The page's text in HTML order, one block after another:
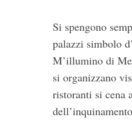
Si spengono
palazzi simbolo
M’illumino di
si organizzano
ristoranti si cena